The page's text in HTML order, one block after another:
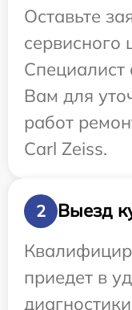
Оставьте
сервисного
Специалист
Вам для
работ
Carl Zeiss.
2
Выезд
приедет в